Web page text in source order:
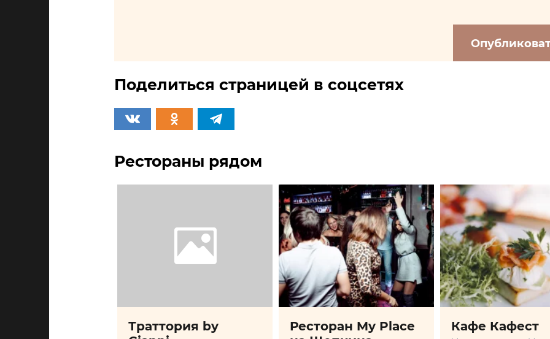
Поделиться страницей в соцсетях
Рестораны рядом
Траттория by
Ресторан My Place
Кафе Кафест